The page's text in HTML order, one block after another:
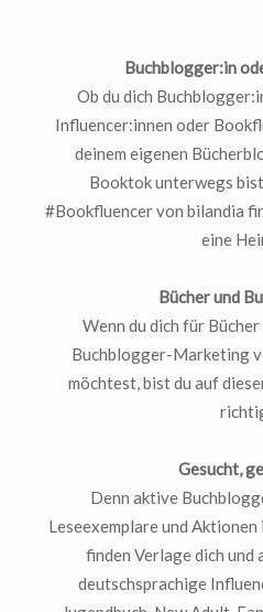
Buchblogger:in
Ob du dich
Influencer:innen oder
deinem eigenen
Booktok unterwegs
#Bookfluencer von bilandia
eine
Bücher und
Wenn du dich für
Buchblogger-Marketing
möchtest, bist du auf
Gesucht,
Denn aktive
Leseexemplare und
finden Verlage dich und
deutschsprachige